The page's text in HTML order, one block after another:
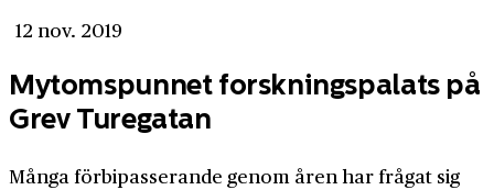
12 nov. 2019
Myt­omspunnet forsknings­palats på
Grev Turegatan
Många förbipasserande genom åren har frågat sig